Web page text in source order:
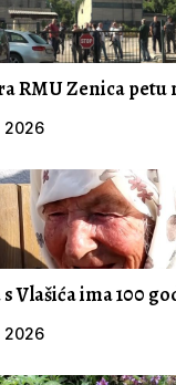
RMU Zenica petu
2026
Vlašića ima 100
2026